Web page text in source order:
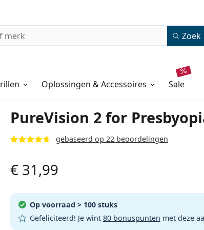
Zoek
Oplossingen & Accessoires sale
PureVision 2 for
gebaseerd op 22 beoordelingen
€ 31,99
Op voorraad > 100 stuks
Gefeliciteerd! Je wint 80 bonuspunten met deze